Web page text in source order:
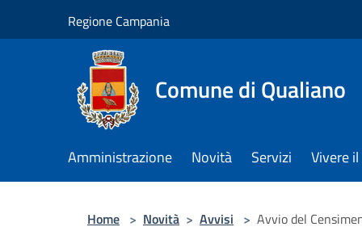
Regione Campania
Comune di Qualiano
Amministrazione Novità Servizi Vivere
Home > Novità > Avvisi > Avvio del